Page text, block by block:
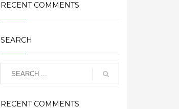
RECENT COMMENTS
SEARCH
RECENT COMMENTS